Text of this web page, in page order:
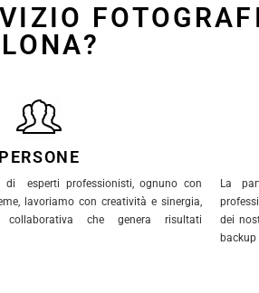
PERSONE
di esperti professionisti, ognuno con
lavoriamo con creatività e sinergia,
collaborativa che genera risultati
La
dei
backup